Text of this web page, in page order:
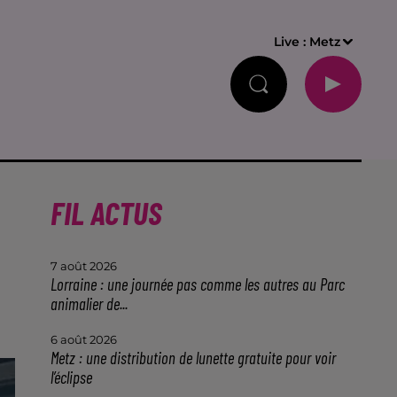
Live : Metz
FIL ACTUS
7 août 2026
Lorraine : une journée pas comme les autres au Parc
animalier de...
6 août 2026
Metz : une distribution de lunette gratuite pour voir
l’éclipse